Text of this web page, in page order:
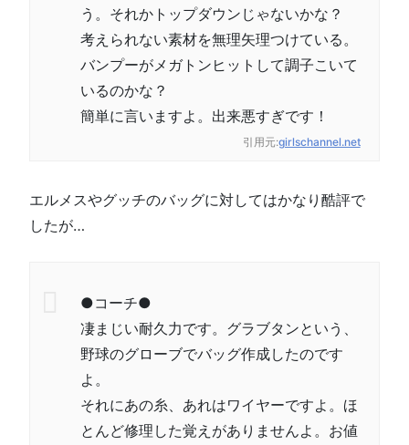
う。それかトップダウンじゃないかな？
考えられない素材を無理矢理つけている。
バンプーがメガトンヒットして調子こいて
いるのかな？
簡単に言いますよ。出来悪すぎです！
引用元:girlschannel.net
エルメスやグッチのバッグに対してはかなり酷評で
したが…
●コーチ●
凄まじい耐久力です。グラブタンという、
野球のグローブでバッグ作成したのです
よ。
それにあの糸、あれはワイヤーですよ。ほ
とんど修理した覚えがありませんよ。お値